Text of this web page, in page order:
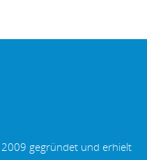
2009 gegründet und erhielt